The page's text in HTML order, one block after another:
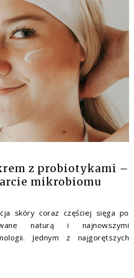
z probiotykami –
mikrobiomu
skóry coraz częściej sięga po
naturą i najnowszymi
Jednym z najgorętszych